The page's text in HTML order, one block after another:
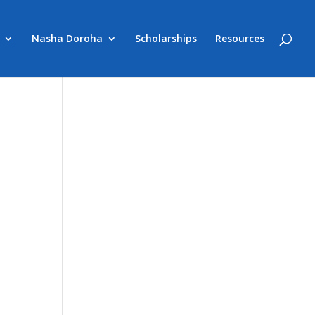
Nasha Doroha Scholarships Resources